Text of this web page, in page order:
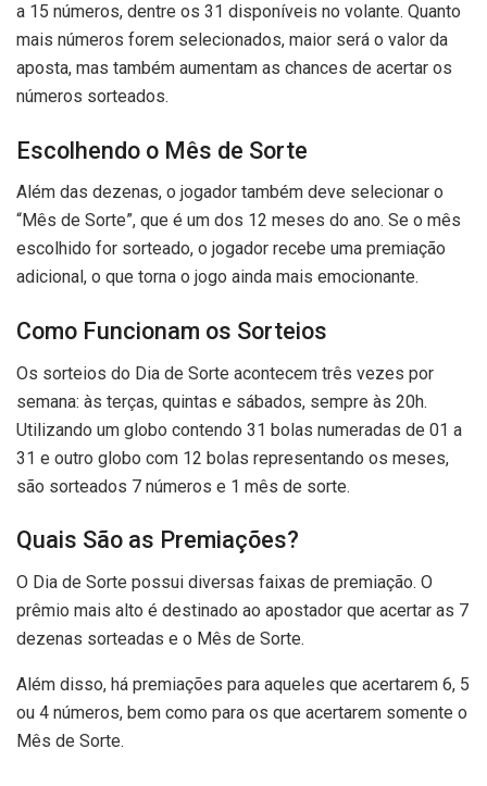
a 15 números, dentre os 31 disponíveis no volante. Quanto
mais números forem selecionados, maior será o valor da
aposta, mas também aumentam as chances de acertar os
números sorteados.
Escolhendo o Mês de Sorte
Além das dezenas, o jogador também deve selecionar o
“Mês de Sorte”, que é um dos 12 meses do ano. Se o mês
escolhido for sorteado, o jogador recebe uma premiação
adicional, o que torna o jogo ainda mais emocionante.
Como Funcionam os Sorteios
Os sorteios do Dia de Sorte acontecem três vezes por
semana: às terças, quintas e sábados, sempre às 20h.
Utilizando um globo contendo 31 bolas numeradas de 01 a
31 e outro globo com 12 bolas representando os meses,
são sorteados 7 números e 1 mês de sorte.
Quais São as Premiações?
O Dia de Sorte possui diversas faixas de premiação. O
prêmio mais alto é destinado ao apostador que acertar as 7
dezenas sorteadas e o Mês de Sorte.
Além disso, há premiações para aqueles que acertarem 6, 5
ou 4 números, bem como para os que acertarem somente o
Mês de Sorte.